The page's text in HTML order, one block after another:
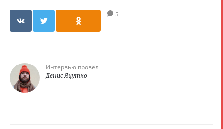
5
Интервью провёл
Денис Яцутко